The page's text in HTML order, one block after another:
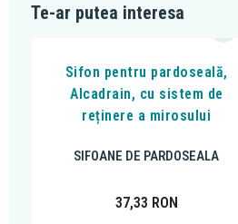
Te-ar putea interesa
Sifon pentru pardoseală,
Alcadrain, cu sistem de
reținere a mirosului
SIFOANE DE PARDOSEALA
37,33 RON